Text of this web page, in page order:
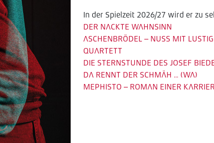
In der Spielzeit 2026/27 wird er zu
DER NACKTE WAHNSINN
ASCHENBRÖDEL – NUSS MIT LUSTIG
QUARTETT
DIE STERNSTUNDE DES JOSEF
DA RENNT DER SCHMÄH … (WA)
MEPHISTO – ROMAN EINER